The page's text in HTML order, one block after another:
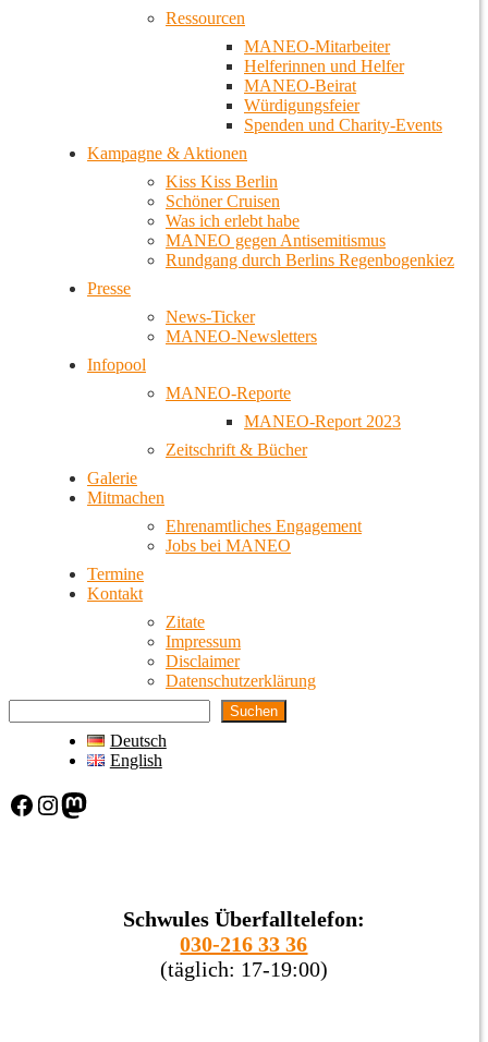
Ressourcen
MANEO-Mitarbeiter
Helferinnen und Helfer
MANEO-Beirat
Würdigungsfeier
Spenden und Charity-Events
Kampagne & Aktionen
Kiss Kiss Berlin
Schöner Cruisen
Was ich erlebt habe
MANEO gegen Antisemitismus
Rundgang durch Berlins Regenbogenkiez
Presse
News-Ticker
MANEO-Newsletters
Infopool
MANEO-Reporte
MANEO-Report 2023
Zeitschrift & Bücher
Galerie
Mitmachen
Ehrenamtliches Engagement
Jobs bei MANEO
Termine
Kontakt
Zitate
Impressum
Disclaimer
Datenschutzerklärung
Suchen
Deutsch
English
Facebook Instagram Mastodon
Schwules Überfalltelefon:
030-216 33 36
(täglich: 17-19:00)